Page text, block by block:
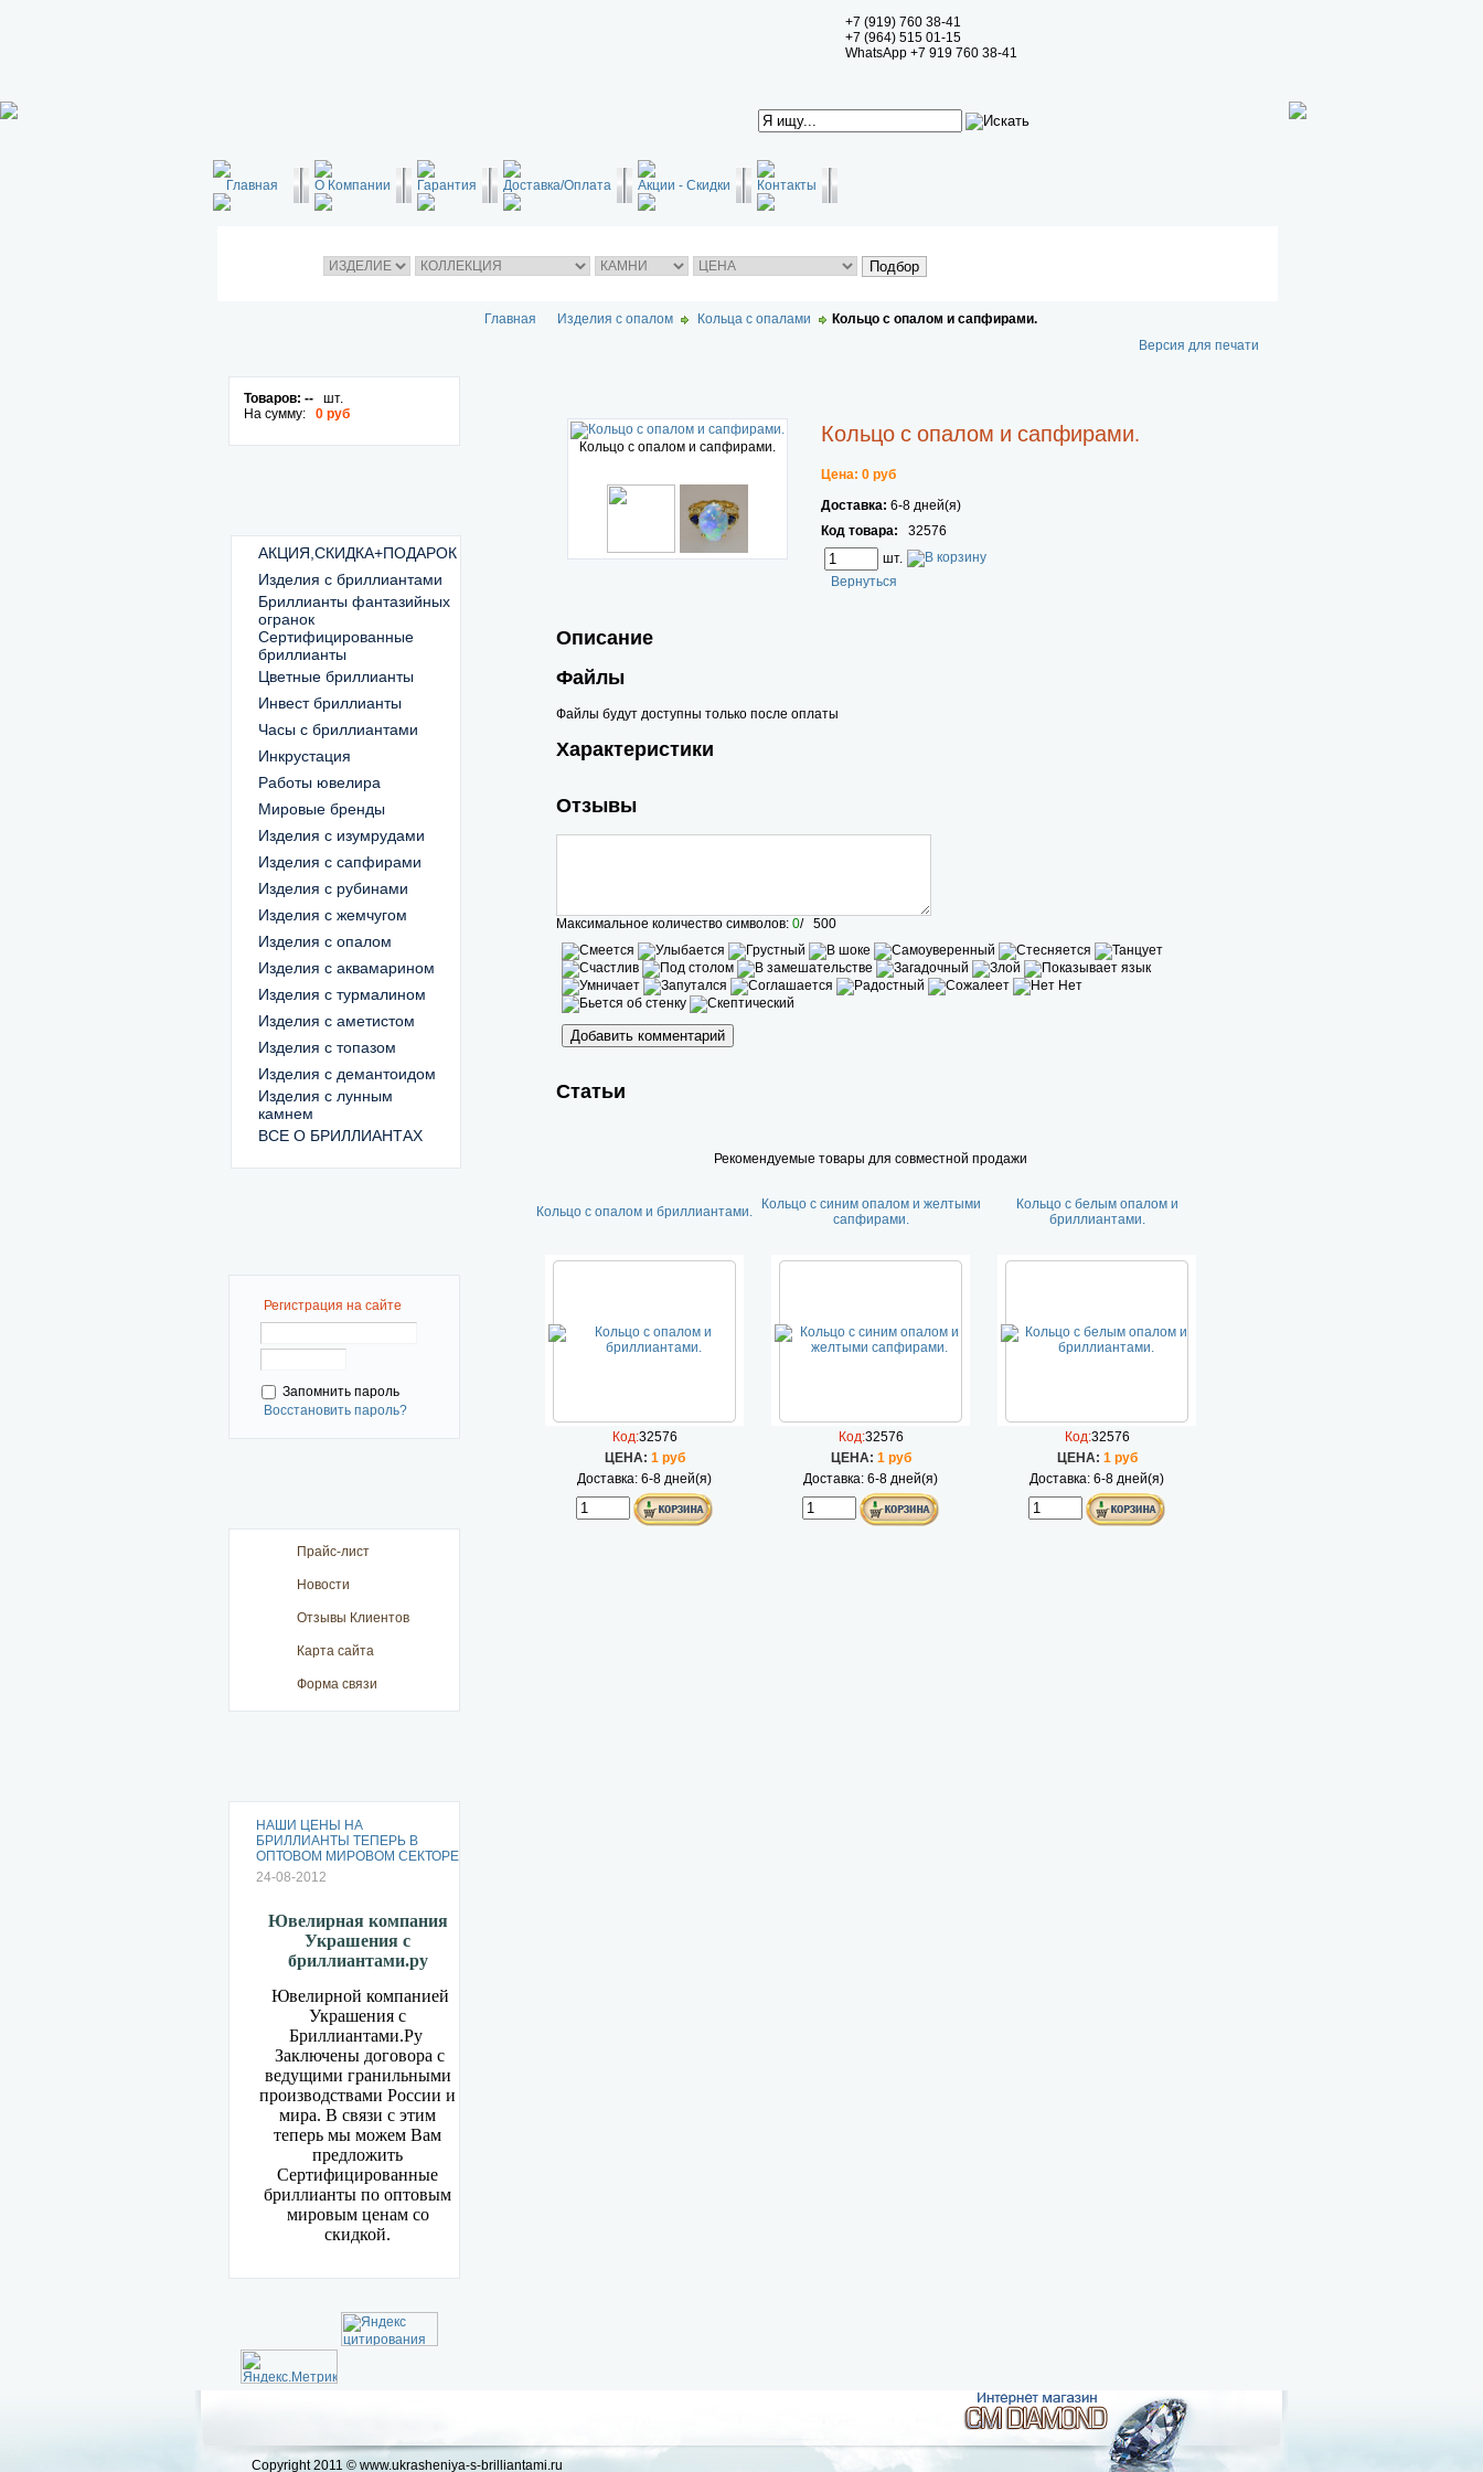
+7 (919) 760 38-41
+7 (964) 515 01-15
WhatsApp +7 919 760 38-41
Главная О Компании Гарантия Доставка/Оплата Акции - Скидки Контакты
Товаров: -- шт.
На сумму:
0 руб
АКЦИЯ,СКИДКА+ПОДАРОК
Изделия с бриллиантами
Бриллианты фантазийных
огранок
Сертифицированные
бриллианты
Цветные бриллианты
Инвест бриллианты
Часы с бриллиантами
Инкрустация
Работы ювелира
Мировые бренды
Изделия с изумрудами
Изделия с сапфирами
Изделия с рубинами
Изделия с жемчугом
Изделия с опалом
Изделия с аквамарином
Изделия с турмалином
Изделия с аметистом
Изделия с топазом
Изделия с демантоидом
Изделия с лунным
камнем
ВСЕ О БРИЛЛИАНТАХ
Регистрация на сайте
Запомнить пароль
Восстановить пароль?
Прайс-лист
Новости
Отзывы Клиентов
Карта сайта
Форма связи
НАШИ ЦЕНЫ НА
БРИЛЛИАНТЫ ТЕПЕРЬ В
ОПТОВОМ МИРОВОМ СЕКТОРЕ
24-08-2012
Ювелирная компания
Украшения с
бриллиантами.ру
Ювелирной компанией
Украшения с
Бриллиантами.Ру
Заключены договора с
ведущими гранильными
производствами России и
мира. В связи с этим
теперь мы можем Вам
предложить
Сертифицированные
бриллианты по оптовым
мировым ценам со
скидкой.
Главная Изделия с опалом Кольца с опалами
Кольцо с опалом и сапфирами.
Версия для печати
Кольцо с опалом и сапфирами. Кольцо с опалом и сапфирами.
Цена: 0 руб
Доставка: 6-8 дней(я)
Код товара: 32576
шт.
Вернуться
Описание
Файлы
Файлы будут доступны только после оплаты
Характеристики
Отзывы
Максимальное количество символов: 0/ 500
Статьи
Рекомендуемые товары для совместной продажи
Кольцо с опалом и бриллиантами.
Код:32576
ЦEHA: 1 руб
Доставка: 6-8 дней(я)
Кольцо с синим опалом и желтыми
сапфирами.
Код:32576
ЦEHA: 1 руб
Доставка: 6-8 дней(я)
Кольцо с белым опалом и
бриллиантами.
Код:32576
ЦEHA: 1 руб
Доставка: 6-8 дней(я)
Copyright 2011 © www.ukrasheniya-s-brilliantami.ru